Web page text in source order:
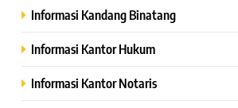
Informasi Kandang Binatang
Informasi Kantor Hukum
Informasi Kantor Notaris